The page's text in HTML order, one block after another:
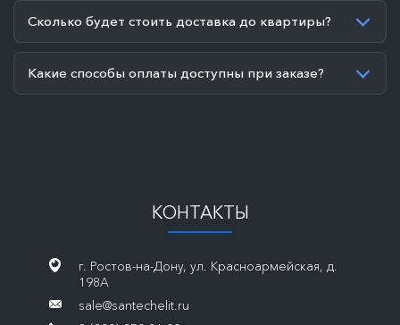
Сколько будет стоить доставка до квартиры?
Какие способы оплаты доступны при заказе?
КОНТАКТЫ
г. Ростов-на-Дону, ул. Красноармейская, д.
198А
sale@santechelit.ru